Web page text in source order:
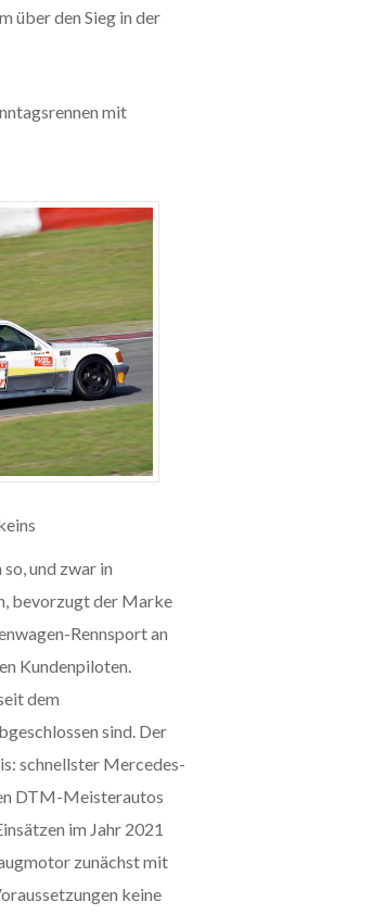
über den Sieg in der
mit
und zwar in
bevorzugt der Marke
Rennsport an
Kundenpiloten.
dem
sind. Der
schnellster Mercedes-
DTM-Meisterautos
im Jahr 2021
zunächst mit
keine